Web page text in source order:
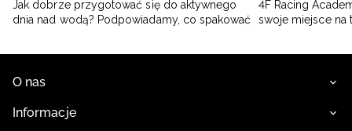
Jak dobrze przygotować się do aktywnego
dnia nad wodą? Podpowiadamy, co spakować
4F Racing
swoje miejsce na
O nas
Informacje